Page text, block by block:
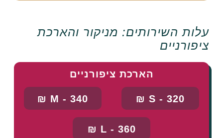
עלות השירותים: מניקור והארכת
ציפורניים
הארכת ציפורניים
S - 320 ₪
M - 340 ₪
L - 360 ₪